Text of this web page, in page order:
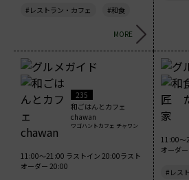
#レストラン・カフェ #和食
MORE
235
和ごはんとカフェ
chawan
ワゴハントカフェ チャワン
11:00～21:00 ラストイン 20:00ラスト
オーダー 20:00
11:00～
オーダ
#レス